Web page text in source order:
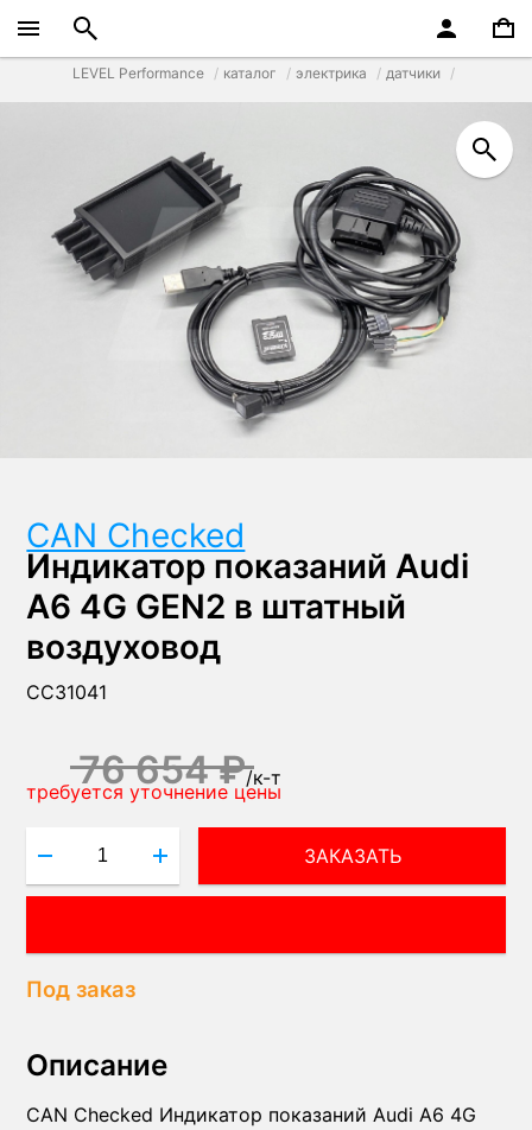
LEVEL Performance каталог электрика датчики
CAN Checked
Индикатор показаний Audi
A6 4G GEN2 в штатный
воздуховод
CC31041
76 654 ₽/к-т
требуется уточнение цены
ЗАКАЗАТЬ
Под заказ
Описание
CAN Checked Индикатор показаний Audi A6 4G